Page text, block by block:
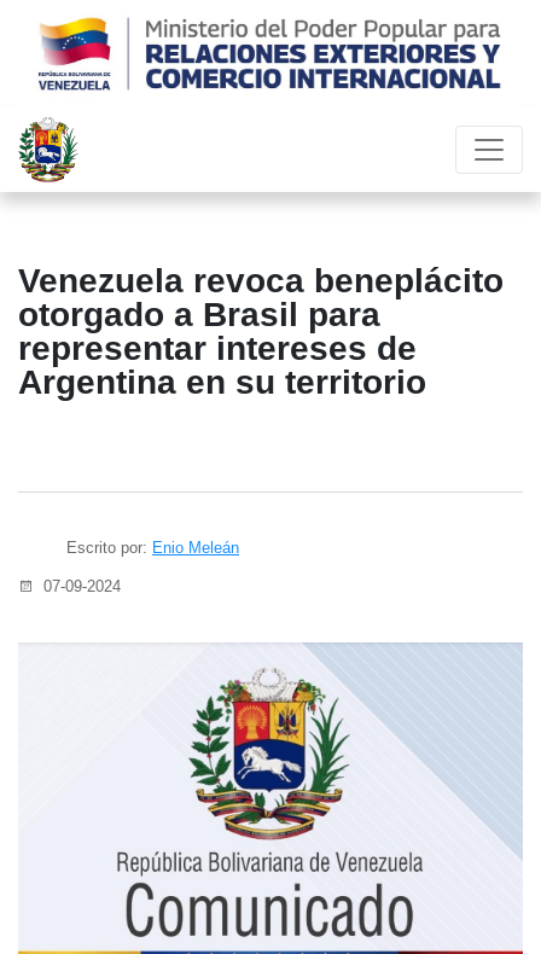
Venezuela revoca beneplácito
otorgado a Brasil para
representar intereses de
Argentina en su territorio
Escrito por: Enio Meleán
07-09-2024